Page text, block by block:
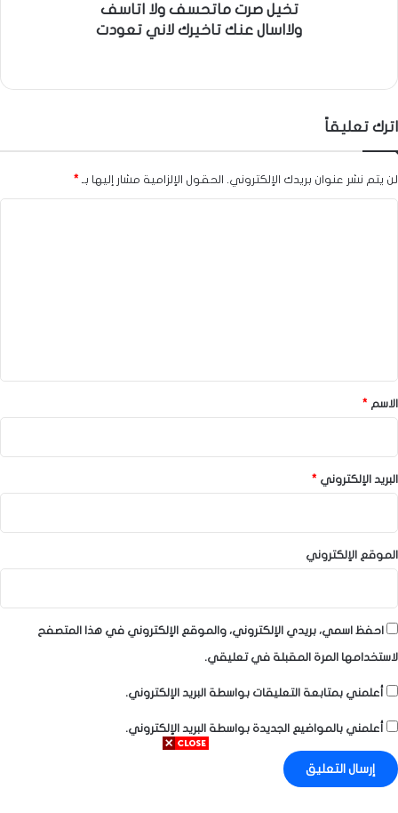
تخيل صرت ماتحسف ولا اتاسف
ولااسال عنك تاخيرك لاني تعودت
اترك تعليقاً
لن يتم نشر عنوان بريدك الإلكتروني. الحقول الإلزامية مشار إليها بـ *
*
الاسم *
البريد الإلكتروني *
الموقع الإلكتروني
احفظ اسمي، بريدي الإلكتروني، والموقع الإلكتروني في هذا المتصفح
لاستخدامها المرة المقبلة في تعليقي.
أعلمني بمتابعة التعليقات بواسطة البريد الإلكتروني.
أعلمني بالمواضيع الجديدة بواسطة البريد الإلكتروني.